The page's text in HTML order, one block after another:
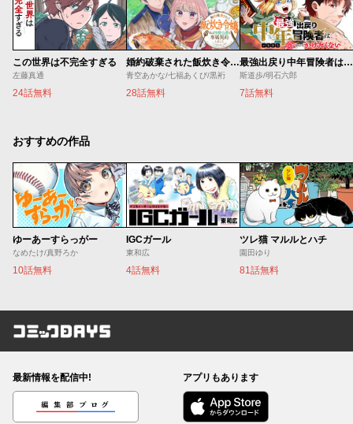
この世界は不完全すぎる
左藤真通
24話無料
婚約破棄された飯炊き令嬢の私は冷酷公爵と専属契約しました～ですが胃袋を掴んだ結果、冷たかった公爵様がどんどん優しくなっています～
青空あかな/七福あくび/黒裄
28話無料
最強出戻り中年冒険者は、今さら命なんてかけたくない
斯道歩/明石六郎
7話無料
おすすめの作品
ゆーあーすらっがー
なめたけ/真野ろか
10話無料
IGCガール
東和広
4話無料
ツレ猫 マルルとハチ
園田ゆり
81話無料
コミックDAYS
最新情報を配信中!
編集部ブログ
アプリもあります